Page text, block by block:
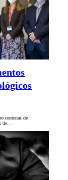
centenas de
de…